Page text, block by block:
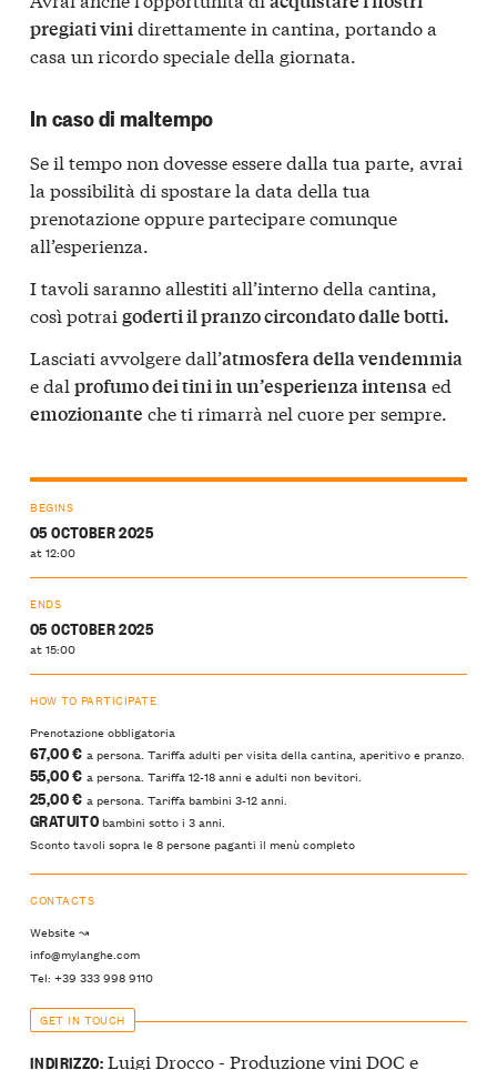
pregiati vinidirettamente in cantina, portando a
casa un ricordo speciale della giornata.
In caso di maltempo
Se il tempo non dovesse essere dalla tua parte, avrai
la possibilità di spostare la data della tua
prenotazione oppure partecipare comunque
all’esperienza.
I tavoli saranno allestiti all’interno della cantina,
così potrai goderti il pranzo circondato dalle botti.
Lasciati avvolgere dall’atmosfera della vendemmia
e dal profumo dei tini in un’esperienza intensa ed
emozionante che ti rimarrà nel cuore per sempre.
BEGINS
05 OCTOBER 2025
at 12:00
ENDS
05 OCTOBER 2025
at 15:00
HOW TO PARTICIPATE
Prenotazione obbligatoria
67,00 € a persona. Tariffa adulti per visita della cantina, aperitivo e pranzo.
55,00 € a persona. Tariffa 12-18 anni e adulti non bevitori.
25,00 € a persona. Tariffa bambini 3-12 anni.
GRATUITObambini sotto i 3 anni.
Sconto tavoli sopra le 8 persone paganti il menù completo
CONTACTS
Website ↝
info@mylanghe.com
Tel: +39 333 998 9110
GET IN TOUCH
INDIRIZZO:Luigi Drocco - Produzione vini DOC e